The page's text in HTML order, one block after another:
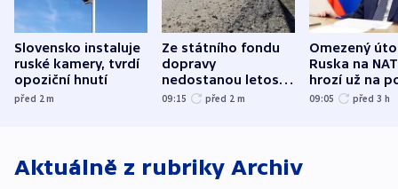
Slovensko instaluje
ruské kamery, tvrdí
opoziční hnutí
před 2m
Ze státního fondu
dopravy
nedostanou letos
kraje na silnice ani
09:15 před 2 m
Omezený
Ruska na
hrozí už na
varují tajné
09:05 před 3 h
Aktuálně z rubriky Archiv